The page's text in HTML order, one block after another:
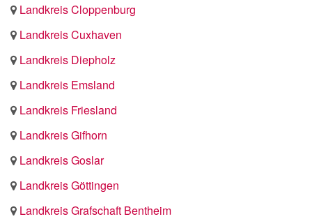
Landkreis Cloppenburg
Landkreis Cuxhaven
Landkreis Diepholz
Landkreis Emsland
Landkreis Friesland
Landkreis Gifhorn
Landkreis Goslar
Landkreis Göttingen
Landkreis Grafschaft Bentheim